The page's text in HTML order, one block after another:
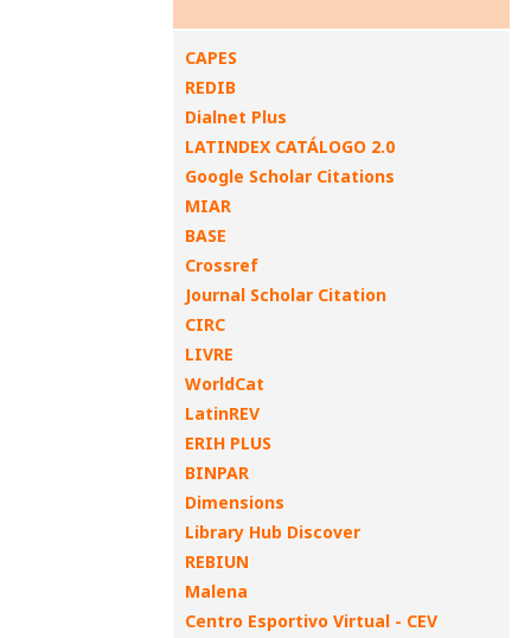
CAPES
REDIB
Dialnet Plus
LATINDEX CATÁLOGO 2.0
Google Scholar Citations
MIAR
BASE
Crossref
Journal Scholar Citation
CIRC
LIVRE
WorldCat
LatinREV
ERIH PLUS
BINPAR
Dimensions
Library Hub Discover
REBIUN
Malena
Centro Esportivo Virtual - CEV